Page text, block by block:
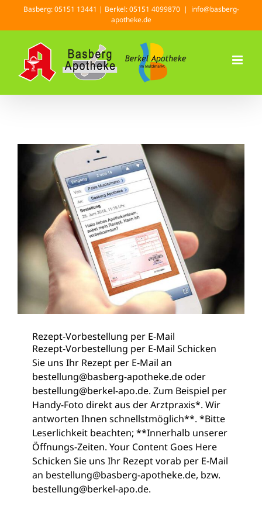
springen
Basberg: 05151 13441 | Berkel: 05151 4099870 | info@basberg-
apotheke.de
Rezept-Vorbestellung per E-Mail
Rezept-Vorbestellung per E-Mail Schicken
Sie uns Ihr Rezept per E-Mail an
bestellung@basberg-apotheke.de oder
bestellung@berkel-apo.de. Zum Beispiel per
Handy-Foto direkt aus der Arztpraxis*. Wir
antworten Ihnen schnellstmöglich**. *Bitte
Leserlichkeit beachten; **Innerhalb unserer
Öffnungs-Zeiten. Your Content Goes Here
Schicken Sie uns Ihr Rezept vorab per E-Mail
an bestellung@basberg-apotheke.de, bzw.
bestellung@berkel-apo.de.